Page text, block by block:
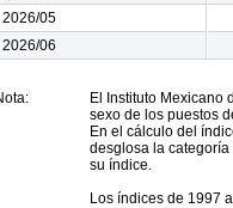
2026/05
2026/06
El Instituto Mexicano
sexo de los puestos
En el cálculo del
desglosa la
su índice.
Los índices de 1997